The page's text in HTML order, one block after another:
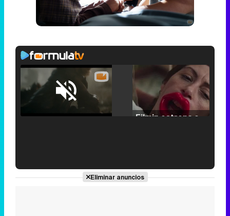
/
Loaded
'120 Minutos' celebra sus 2.000 programas en Telemadrid con un vídeo del día a día en la redacción
Eliminar anuncios